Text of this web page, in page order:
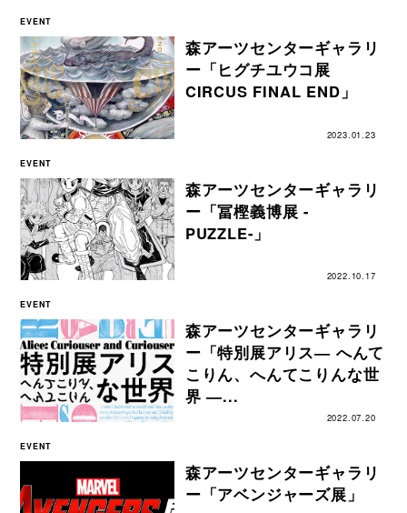
EVENT
森アーツセンターギャラリ
ー「ヒグチユウコ展
CIRCUS FINAL END」
2023.01.23
EVENT
森アーツセンターギャラリ
ー「冨樫義博展 -
PUZZLE-」
2022.10.17
EVENT
森アーツセンターギャラリ
ー「特別展アリス― へんて
こりん、へんてこりんな世
界 ―...
2022.07.20
EVENT
森アーツセンターギャラリ
ー「アベンジャーズ展」